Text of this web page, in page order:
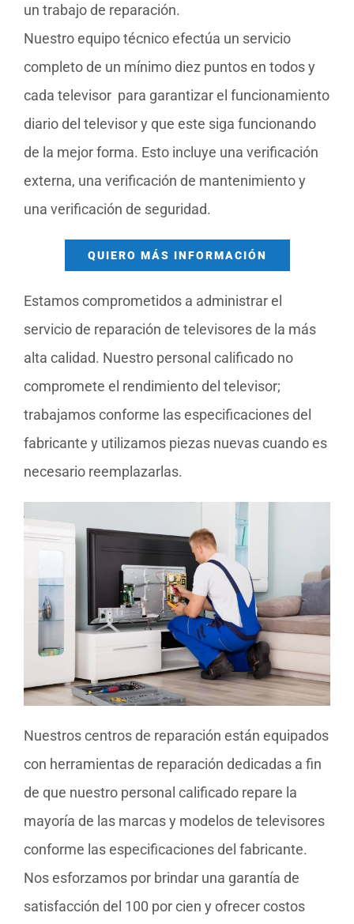
un trabajo de reparación.
Nuestro equipo técnico efectúa un servicio
completo de un mínimo diez puntos en todos y
cada televisor para garantizar el funcionamiento
diario del televisor y que este siga funcionando
de la mejor forma. Esto incluye una verificación
externa, una verificación de mantenimiento y
una verificación de seguridad.
QUIERO MÁS INFORMACIÓN
Estamos comprometidos a administrar el
servicio de reparación de televisores de la más
alta calidad. Nuestro personal calificado no
compromete el rendimiento del televisor;
trabajamos conforme las especificaciones del
fabricante y utilizamos piezas nuevas cuando es
necesario reemplazarlas.
Nuestros centros de reparación están equipados
con herramientas de reparación dedicadas a fin
de que nuestro personal calificado repare la
mayoría de las marcas y modelos de televisores
conforme las especificaciones del fabricante.
Nos esforzamos por brindar una garantía de
satisfacción del 100 por cien y ofrecer costos